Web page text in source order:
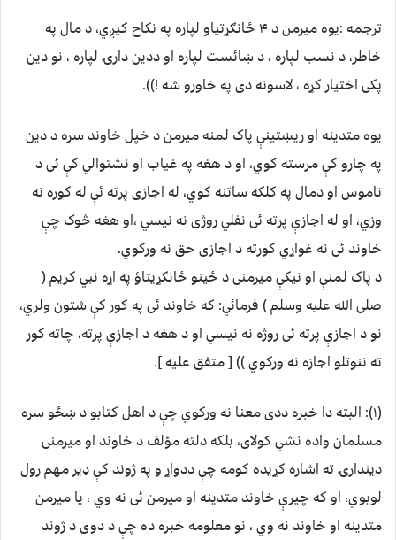
ترجمه :یوه میرمن د ۴ ځانګړتیاو لپاره په نکاح کیږي، د مال په
خاطر، د نسب لپاره ، د ښائست لپاره او ددین دارۍ لپاره ، نو دین
پکی اختیار کړه ، لاسونه دی په خاورو شه !)).
یوه متدینه او ریښتینې پاک لمنه میرمن د خپل خاوند سره د دین
په چارو کې مرسته کوي، او د هغه په غیاب او نشتوالي کې ئی د
ناموس او دمال په کلکه ساتنه کوي، له اجازی پرته ئې له کوره نه
وزي، او له اجازې پرته ئی نفلي روژی نه نیسي ،او هغه څوک چې
خاوند ئی نه غواړي کورته د اجازی حق نه ورکوي.
د پاک لمنې او نیکې میرمنی د ځینو ځانګړیتاؤ په اړه نبي کریم (
صلی الله علیه وسلم ) فرمائي: که خاوند ئی په کور کې شتون ولري،
نو د اجازې پرته ئی روژه نه نیسي او د هغه د اجازې پرته، چاته کور
ته ننوتلو اجازه نه ورکوي )) [ متفق علیه ].
(۱): البته دا خبره ددی معنا نه ورکوي چې د اهل کتابو د ښځو سره
مسلمان واده نشي کولای، بلکه دلته مؤلف د خاوند او میرمنی
دیندارۍ ته اشاره کړیده کومه چې ددواړ و په ژوند کې ډیر مهم رول
لوبوي، او که چیرې خاوند متدینه او میرمن ئی نه وي ، یا میرمن
متدینه او خاوند نه وي ، نو معلومه خبره ده چې د دوی د ژوند